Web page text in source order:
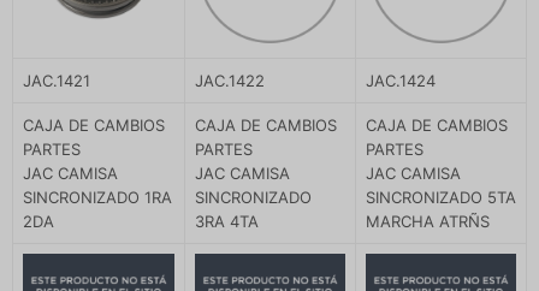
JAC.1421 JAC.1422 JAC.1424
CAJA DE CAMBIOS
PARTES
JAC CAMISA
SINCRONIZADO 1RA
2DA
CAJA DE CAMBIOS
PARTES
JAC CAMISA
SINCRONIZADO
3RA 4TA
CAJA DE CAMBIOS
PARTES
JAC CAMISA
SINCRONIZADO 5TA
MARCHA ATRÑS